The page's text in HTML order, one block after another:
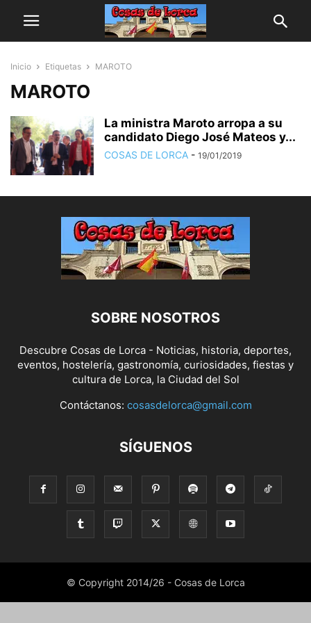
Inicio Etiquetas MAROTO
MAROTO
La ministra Maroto arropa a su
candidato Diego José Mateos y...
COSAS DE LORCA - 19/01/2019
SOBRE NOSOTROS
Descubre Cosas de Lorca - Noticias, historia, deportes,
eventos, hostelería, gastronomía, curiosidades, fiestas y
cultura de Lorca, la Ciudad del Sol
Contáctanos: cosasdelorca@gmail.com
SÍGUENOS
© Copyright 2014/26 - Cosas de Lorca